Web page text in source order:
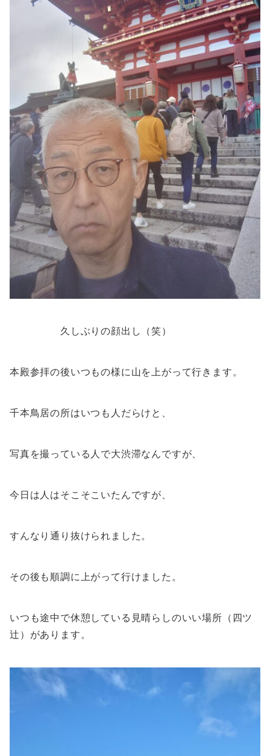
久しぶりの顔出し（笑）
本殿参拝の後いつもの様に山を上がって行きます。
千本鳥居の所はいつも人だらけと、
写真を撮っている人で大渋滞なんですが、
今日は人はそこそこいたんですが、
すんなり通り抜けられました。
その後も順調に上がって行けました。
いつも途中で休憩している見晴らしのいい場所（四ツ
辻）があります。